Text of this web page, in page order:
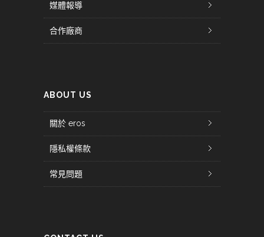
媒體報導
合作廠商
ABOUT US
關於 eros
隱私權條款
常見問題